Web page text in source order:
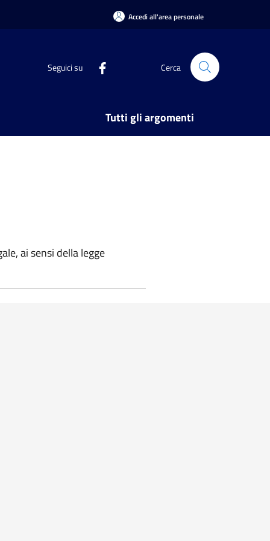
Accedi all'area personale
Seguici su Cerca
Tutti gli argomenti
ai sensi della legge